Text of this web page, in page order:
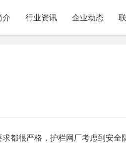
介 行业资讯 企业动态
都很严格，护栏网厂考虑到安